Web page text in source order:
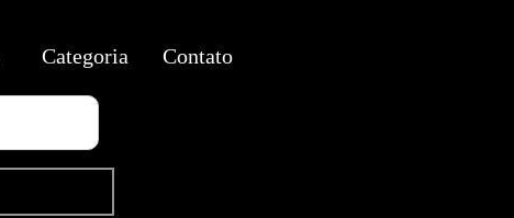
Categoria Contato